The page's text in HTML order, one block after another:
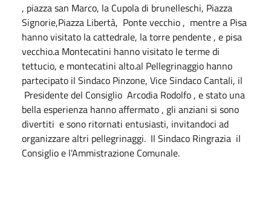
, piazza san Marco, la Cupola di brunelleschi, Piazza
Signorie,Piazza Libertà, Ponte vecchio , mentre a Pisa
hanno visitato la cattedrale, la torre pendente , e pisa
vecchio.a Montecatini hanno visitato le terme di
tettucio, e montecatini alto.al Pellegrinaggio hanno
partecipato il Sindaco Pinzone, Vice Sindaco Cantali, il
Presidente del Consiglio Arcodia Rodolfo , e stato una
bella esperienza hanno affermato , gli anziani si sono
divertiti e sono ritornati entusiasti, invitandoci ad
organizzare altri pellegrinaggi. Il Sindaco Ringrazia il
Consiglio e l'Ammistrazione Comunale.